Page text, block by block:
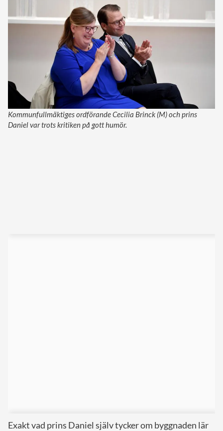
Kommunfullmäktiges ordförande Cecilia Brinck (M) och prins
Daniel var trots kritiken på gott humör.
Exakt vad prins Daniel själv tycker om byggnaden lär